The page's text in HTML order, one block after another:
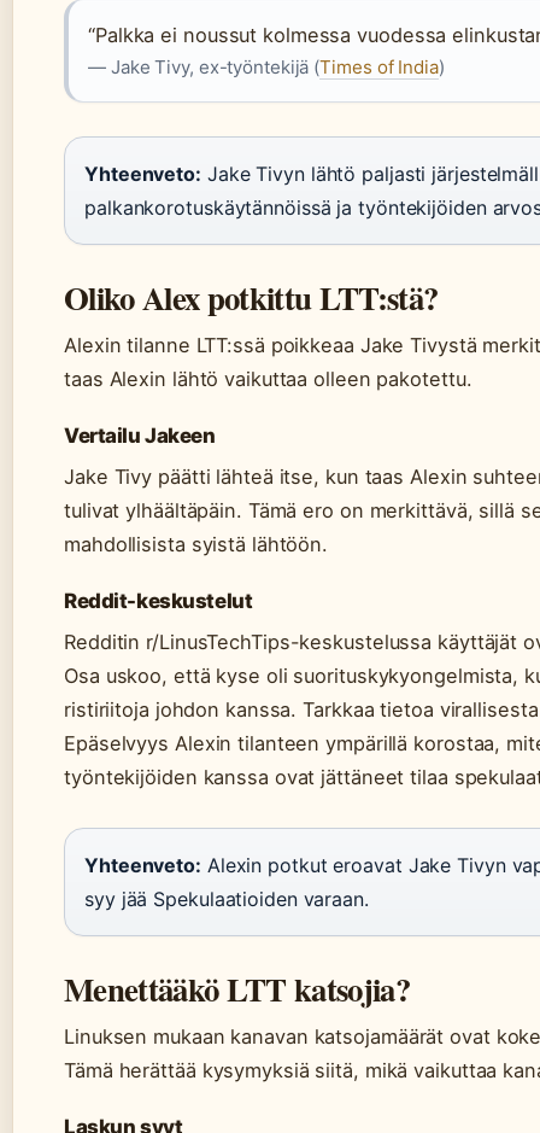
“Palkka ei noussut kolmessa vuodessa
— Jake Tivy, ex-työntekijä (Times of India)
Yhteenveto: Jake Tivyn lähtö paljasti
palkankorotuskäytännöissä ja työntekijöiden
Oliko Alex potkittu LTT:stä?
Alexin tilanne LTT:ssä poikkeaa Jake Tivystä
taas Alexin lähtö vaikuttaa olleen pakotettu.
Vertailu Jakeen
Jake Tivy päätti lähteä itse, kun taas Alexin
tulivat ylhäältäpäin. Tämä ero on merkittävä, sillä
mahdollisista syistä lähtöön.
Reddit-keskustelut
Redditin r/LinusTechTips-keskustelussa käyttäjät
Osa uskoo, että kyse oli suorituskykyongelmista,
ristiriitoja johdon kanssa. Tarkkaa tietoa
Epäselvyys Alexin tilanteen ympärillä korostaa,
työntekijöiden kanssa ovat jättäneet tilaa
Yhteenveto: Alexin potkut eroavat Jake Tivyn
syy jää Spekulaatioiden varaan.
Menettääkö LTT katsojia?
Linuksen mukaan kanavan katsojamäärät ovat
Tämä herättää kysymyksiä siitä, mikä vaikuttaa
Laskun syyt